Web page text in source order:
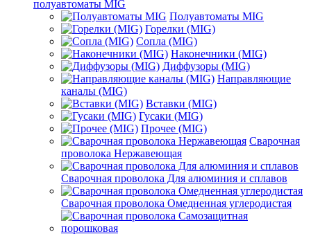
полуавтоматы MIG
Полуавтоматы MIG
Горелки (MIG)
Сопла (MIG)
Наконечники (MIG)
Диффузоры (MIG)
Направляющие
каналы (MIG)
Вставки (MIG)
Гусаки (MIG)
Прочее (MIG)
Сварочная
проволока Нержавеющая
Сварочная проволока Для алюминия и сплавов
Сварочная проволока Омедненная углеродистая